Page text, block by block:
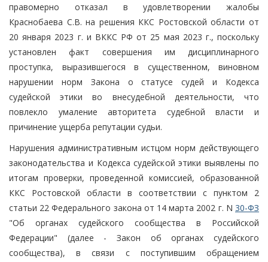
правомерно отказал в удовлетворении жалобы
Краснобаева С.В. на решения ККС Ростовской области от
20 января 2023 г. и ВККС РФ от 25 мая 2023 г., поскольку
установлен факт совершения им дисциплинарного
проступка, выразившегося в существенном, виновном
нарушении норм Закона о статусе судей и Кодекса
судейской этики во внесудебной деятельности, что
повлекло умаление авторитета судебной власти и
причинение ущерба репутации судьи.
Нарушения административным истцом норм действующего
законодательства и Кодекса судейской этики выявлены по
итогам проверки, проведенной комиссией, образованной
ККС Ростовской области в соответствии с пунктом 2
статьи 22 Федерального закона от 14 марта 2002 г. N 30-ФЗ
"Об органах судейского сообщества в Российской
Федерации" (далее - Закон об органах судейского
сообщества), в связи с поступившим обращением